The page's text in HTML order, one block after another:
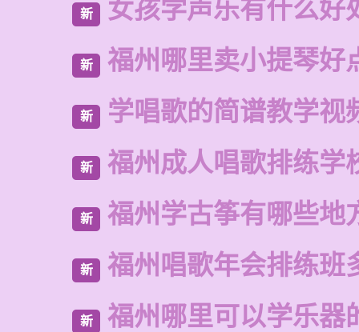
新 女孩学声乐有什么好
新 福州哪里卖小提琴好
新 学唱歌的简谱教学视
新 福州成人唱歌排练学
新 福州学古筝有哪些地
新 福州唱歌年会排练班
新 福州哪里可以学乐器